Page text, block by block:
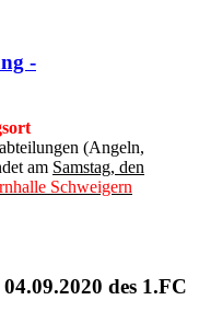
-
(Angeln,
am Samstag, den
Schweigern
des 1.FC